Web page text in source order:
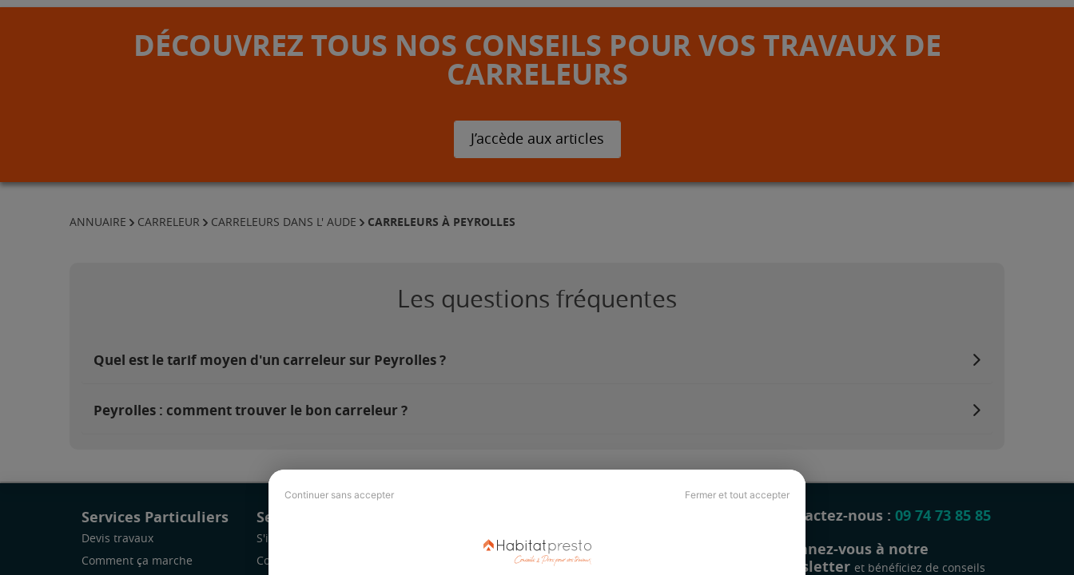
Continuer sans accepter Fermer et tout accepter
DÉCOUVREZ TOUS NOS CONSEILS POUR VOS TRAVAUX DE
CARRELEURS
J’accède aux articles
ANNUAIRE CARRELEUR CARRELEURS DANS L' AUDE CARRELEURS À PEYROLLES
Les questions fréquentes
Quel est le tarif moyen d'un carreleur sur Peyrolles ?
Peyrolles : comment trouver le bon carreleur ?
Services Particuliers
Devis travaux
Comment ça marche
Services Pro
S'inscrire
Comment ça marche
Revue de presse
Contactez-nous : 09 74 73 85 85
Abonnez-vous à notre
newsletter et bénéficiez de conseils